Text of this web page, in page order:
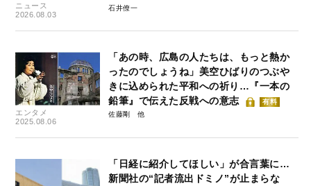
ニュース
2026.08.03
石井僚一
エンタメ
2025.08.06
「あの時、広島の人たちは、もっと熱か
ったのでしょうね」美空ひばりのつぶや
きに込められた平和への祈り…『一本の
鉛筆』で伝えた反戦への意志
有料
佐藤剛
「日経に紹介してほしい」が合言葉に…
新聞社の“記者流出ドミノ”が止まらな